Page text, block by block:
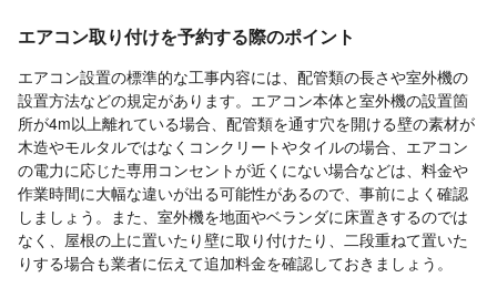
エアコン取り付けを予約する際のポイント
エアコン設置の標準的な工事内容には、配管類の長さや室外機の
設置方法などの規定があります。エアコン本体と室外機の設置箇
所が4m以上離れている場合、配管類を通す穴を開ける壁の素材が
木造やモルタルではなくコンクリートやタイルの場合、エアコン
の電力に応じた専用コンセントが近くにない場合などは、料金や
作業時間に大幅な違いが出る可能性があるので、事前によく確認
しましょう。また、室外機を地面やベランダに床置きするのでは
なく、屋根の上に置いたり壁に取り付けたり、二段重ねて置いた
りする場合も業者に伝えて追加料金を確認しておきましょう。